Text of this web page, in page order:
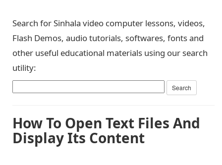
Search for Sinhala video computer lessons, videos,
Flash Demos, audio tutorials, softwares, fonts and
other useful educational materials using our search
utility:
How To Open Text Files And
Display Its Content